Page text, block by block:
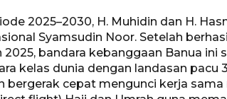
2025–2030, H. Muhidin dan H.
Syamsudin Noor. Setelah
bandara kebanggaan Banua ini
kelas dunia dengan landasan pacu
bergerak cepat mengunci kerja sama